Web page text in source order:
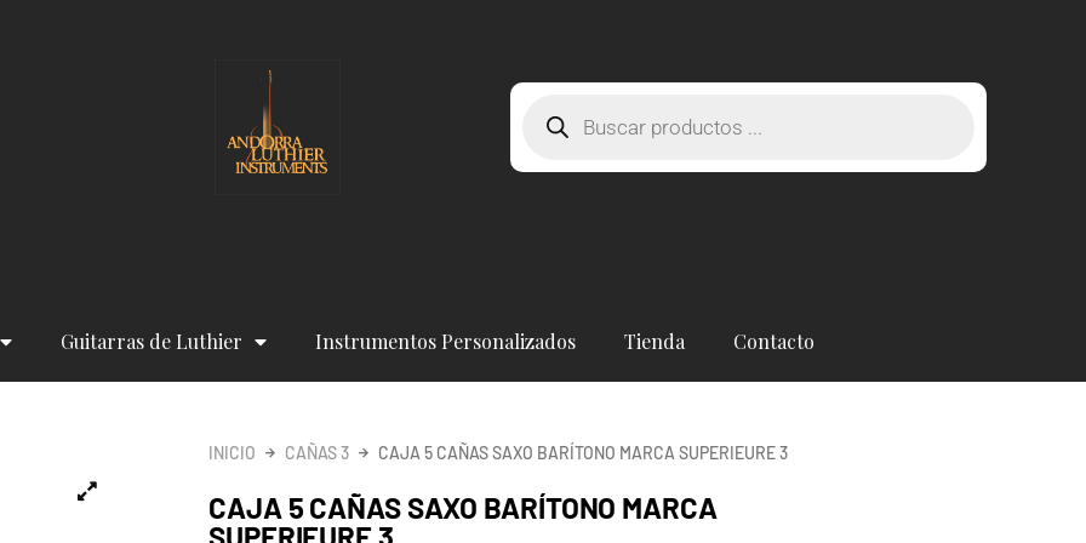
Búsqueda
productos
Guitarras de Luthier Instrumentos Personalizados Tienda Contacto
INICIO CAÑAS 3 CAJA 5 CAÑAS SAXO BARÍTONO MARCA SUPERIEURE 3
CAJA 5 CAÑAS SAXO BARÍTONO MARCA